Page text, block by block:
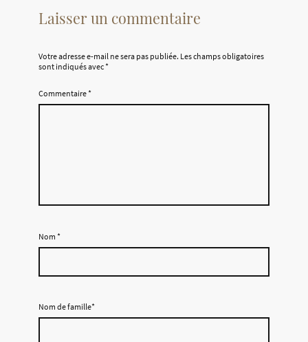
Laisser un commentaire
Votre adresse e-mail ne sera pas publiée. Les champs obligatoires
sont indiqués avec*
Commentaire*
Nom *
Nom de famille*